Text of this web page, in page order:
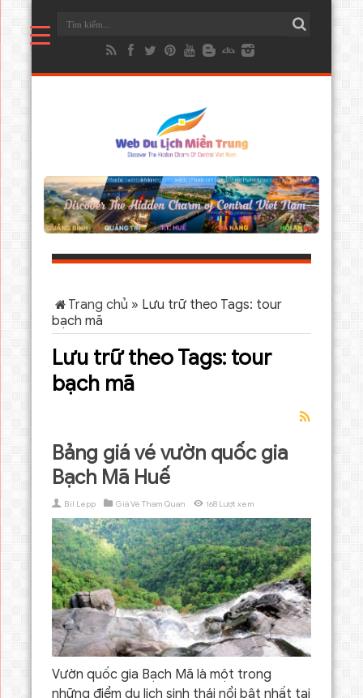
Trang chủ » Lưu trữ theo Tags: tour
bạch mã
Lưu trữ theo Tags: tour
bạch mã
Bảng giá vé vườn quốc gia
Bạch Mã Huế
Bil Lepp Giá Vé Tham Quan 168 Lượt xem
Vườn quốc gia Bạch Mã là một trong
những điểm du lịch sinh thái nổi bật nhất tại